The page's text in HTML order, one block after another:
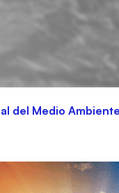
del Medio Ambiente